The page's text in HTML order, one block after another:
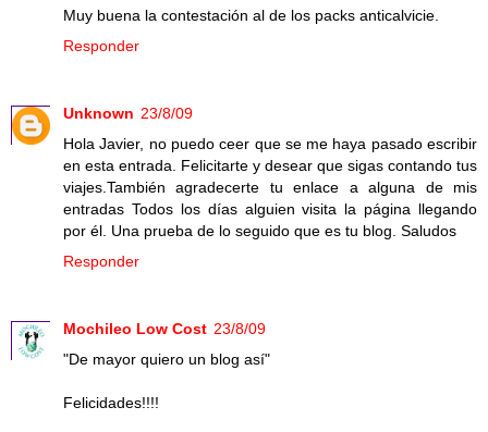
Muy buena la contestación al de los packs anticalvicie.
Responder
Unknown 23/8/09
Hola Javier, no puedo ceer que se me haya pasado escribir
en esta entrada. Felicitarte y desear que sigas contando tus
viajes.También agradecerte tu enlace a alguna de mis
entradas Todos los días alguien visita la página llegando
por él. Una prueba de lo seguido que es tu blog. Saludos
Responder
Mochileo Low Cost 23/8/09
"De mayor quiero un blog así"
Felicidades!!!!